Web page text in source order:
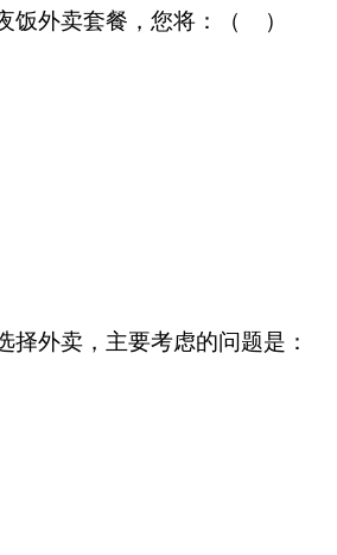
饭外卖套餐，您将：（ ）
择外卖，主要考虑的问题是：